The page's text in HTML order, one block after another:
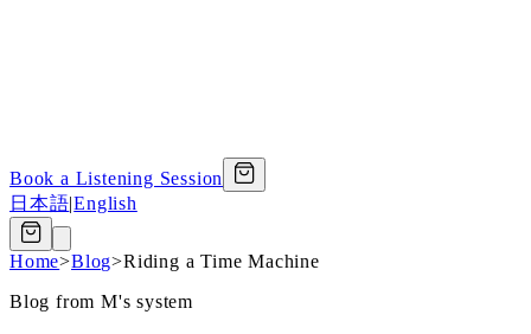
Book a Listening Session
日本語|English
Home>Blog>Riding a Time Machine
Blog from M's system